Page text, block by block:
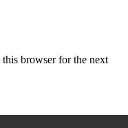
browser for the next